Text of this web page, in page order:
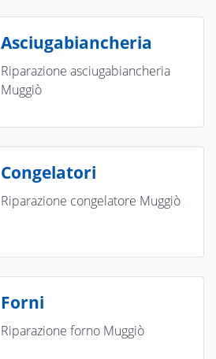
Asciugabiancheria
Riparazione asciugabiancheria
Muggiò
Congelatori
Riparazione congelatore Muggiò
Forni
Riparazione forno Muggiò